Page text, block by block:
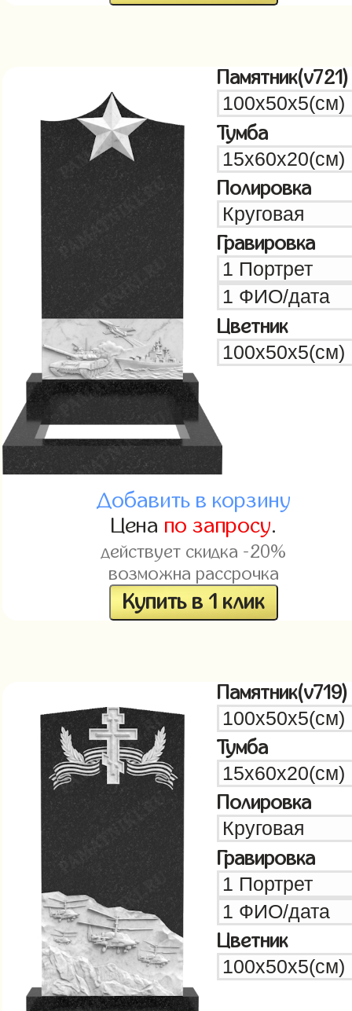
Памятник(v721)
Тумба
Полировка
Гравировка
Цветник
Добавить в корзину
Цена по запросу.
действует скидка -20%
возможна рассрочка
Купить в 1 клик
Памятник(v719)
Тумба
Полировка
Гравировка
Цветник